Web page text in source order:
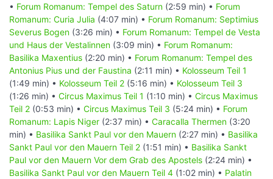
• Forum Romanum: Tempel des Saturn (2:59 min) • Forum
Romanum: Curia Julia (4:07 min) • Forum Romanum: Septimius
Severus Bogen (3:26 min) • Forum Romanum: Tempel de Vesta
und Haus der Vestalinnen (3:09 min) • Forum Romanum:
Basilika Maxentius (2:20 min) • Forum Romanum: Tempel des
Antonius Pius und der Faustina (2:11 min) • Kolosseum Teil 1
(1:49 min) • Kolosseum Teil 2 (5:16 min) • Kolosseum Teil 3
(1:26 min) • Circus Maximus Teil 1 (1:10 min) • Circus Maximus
Teil 2 (0:53 min) • Circus Maximus Teil 3 (5:24 min) • Forum
Romanum: Lapis Niger (2:37 min) • Caracalla Thermen (3:20
min) • Basilika Sankt Paul vor den Mauern (2:27 min) • Basilika
Sankt Paul vor den Mauern Teil 2 (1:51 min) • Basilika Sankt
Paul vor den Mauern Vor dem Grab des Apostels (2:24 min) •
Basilika Sankt Paul vor den Mauern Teil 4 (1:02 min) • Palatin